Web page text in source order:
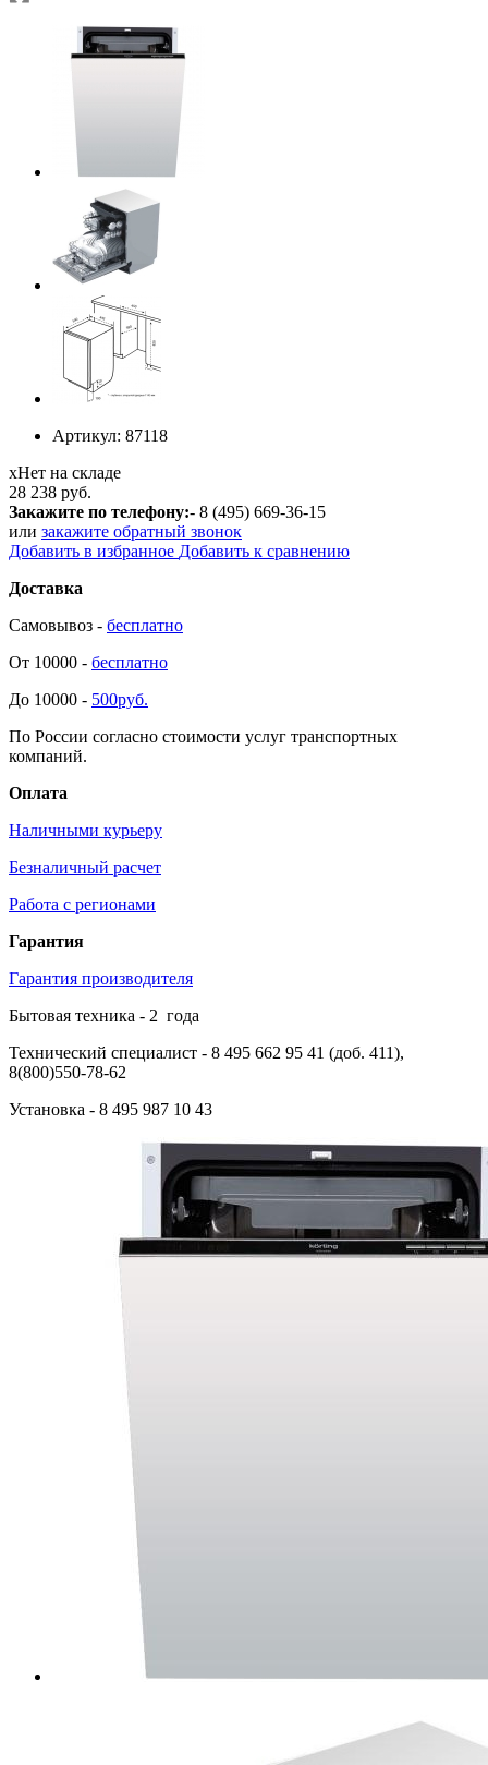
Артикул: 87118
хНет на складе
28 238 руб.
Закажите по телефону:- 8 (495) 669-36-15
или закажите обратный звонок
Добавить в избранное Добавить к сравнению
Доставка
Самовывоз - бесплатно
От 10000 - бесплатно
До 10000 - 500руб.
По России согласно стоимости услуг транспортных
компаний.
Оплата
Наличными курьеру
Безналичный расчет
Работа с регионами
Гарантия
Гарантия производителя
Бытовая техника - 2 года
Технический специалист - 8 495 662 95 41 (доб. 411),
8(800)550-78-62
Установка - 8 495 987 10 43